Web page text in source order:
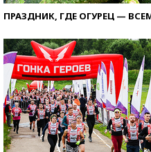
ПРАЗДНИК, ГДЕ ОГУРЕЦ —